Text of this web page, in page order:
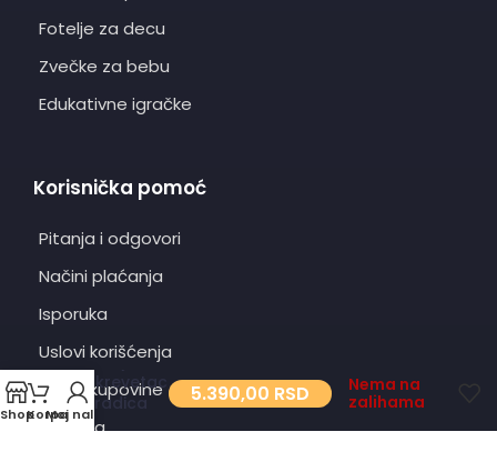
Fotelje za decu
Zvečke za bebu
Edukativne igračke
Korisnička pomoć
Pitanja i odgovori
Načini plaćanja
Isporuka
Uslovi korišćenja
Uslovi kupovine
O nama
Posteljina
za krevetac
ogradica
Cream
5.390,00 RSD
Nema na
zalihama
ShopKorpaMoj nalog